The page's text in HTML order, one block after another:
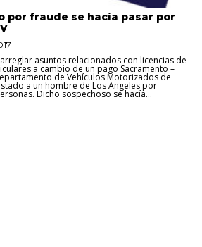
por fraude se hacía pasar por
asuntos relacionados con licencias de
a cambio de un pago Sacramento –
de Vehículos Motorizados de
a un hombre de Los Angeles por
Dicho sospechoso se hacía...